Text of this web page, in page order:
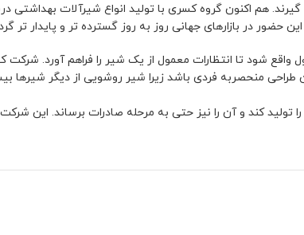
حضور در بازارهای جهانی روز به روز گسترده تر و پایدار تر
شود تا انتظارات معمول از یک شیر را فراهم آورد. شرکت
طراحی منحصربه فردی باشد زیرا شیر روشویی از دیگر شیرها
تولید کند و آن را نیز حتی به مرحله صادرات برساند. این